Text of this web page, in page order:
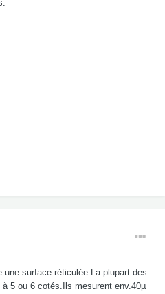
une surface réticulée.La plupart des
5 ou 6 cotés.Ils mesurent env.40µ